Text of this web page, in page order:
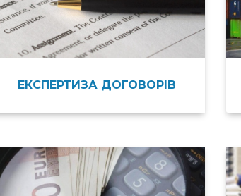
ЕКСПЕРТИЗА ДОГОВОРІВ